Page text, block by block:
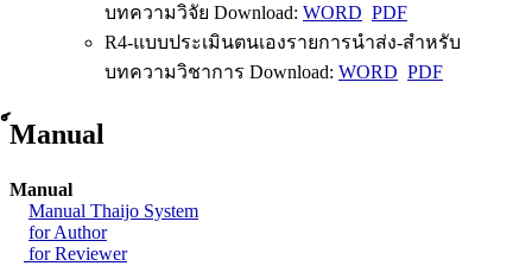
บทความวิจัย Download: WORD PDF
R4-แบบประเมินตนเองรายการนำส่ง-สำหรับ
บทความวิชาการ Download: WORD PDF
์Manual
Manual
Manual Thaijo System
for Author
for Reviewer